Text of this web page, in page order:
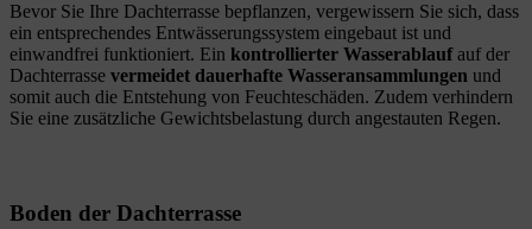
Bevor Sie Ihre Dachterrasse bepflanzen, vergewissern Sie sich, dass
ein entsprechendes Entwässerungssystem eingebaut ist und
einwandfrei funktioniert. Ein kontrollierter Wasserablaufauf der
Dachterrasse vermeidet dauerhafte Wasseransammlungen und
somit auch die Entstehung von Feuchteschäden. Zudem verhindern
Sie eine zusätzliche Gewichtsbelastung durch angestauten Regen.
Boden der Dachterrasse